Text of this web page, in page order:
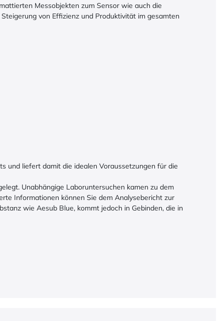
Messobjekten zum Sensor wie auch die
von Effizienz und Produktivität im gesamten
und liefert damit die idealen Voraussetzungen für die
Unabhängige Laboruntersuchen kamen zu dem
Informationen können Sie dem Analysebericht zur
wie Aesub Blue, kommt jedoch in Gebinden, die in